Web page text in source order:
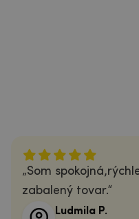
Som
zabalený tovar.
Ludmila P.